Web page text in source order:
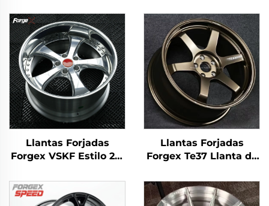
Llantas Forjadas
Forgex VSKF Estilo 2/3
borde profundo pulido
5x114.3 para Lexus
Llantas Forjadas
Forgex Te37 Llanta de
Pulgadas 5x114.3
Aluminio